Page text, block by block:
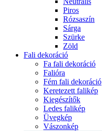
Piros
Rózsaszín
Sárga
Szürke
Zöld
Fali dekoráció
Fa fali dekoráció
Falióra
Fém fali dekoráció
Keretezett falikép
Kiegészítők
Ledes falikép
Üvegkép
Vászonkép